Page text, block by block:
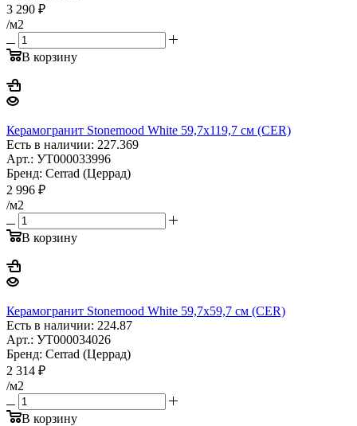
3 290 ₽
/м2
В корзину
Керамогранит Stonemood White 59,7x119,7 см (CER)
Есть в наличии: 227.369
Арт.: УТ000033996
Бренд: Cerrad (Церрад)
2 996 ₽
/м2
В корзину
Керамогранит Stonemood White 59,7x59,7 см (CER)
Есть в наличии: 224.87
Арт.: УТ000034026
Бренд: Cerrad (Церрад)
2 314 ₽
/м2
В корзину